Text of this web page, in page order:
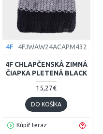
4F 4FJWAW24ACAPM432
4F CHLAPČENSKÁ ZIMNÁ
ČIAPKA PLETENÁ BLACK
15,27€
DO KOŠÍKA
Kúpiť teraz